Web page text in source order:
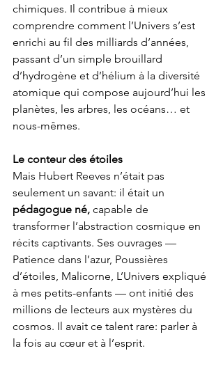
chimiques. Il contribue à mieux
comprendre comment l’Univers s’est
enrichi au fil des milliards d’années,
passant d’un simple brouillard
d’hydrogène et d’hélium à la diversité
atomique qui compose aujourd’hui les
planètes, les arbres, les océans… et
nous-mêmes.
Le conteur des étoiles
Mais Hubert Reeves n’était pas
seulement un savant: il était un
pédagogue né, capable de
transformer l’abstraction cosmique en
récits captivants. Ses ouvrages —
Patience dans l’azur, Poussières
d’étoiles, Malicorne, L’Univers expliqué
à mes petits-enfants — ont initié des
millions de lecteurs aux mystères du
cosmos. Il avait ce talent rare: parler à
la fois au cœur et à l’esprit.